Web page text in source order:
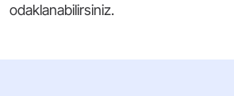
odaklanabilirsiniz.